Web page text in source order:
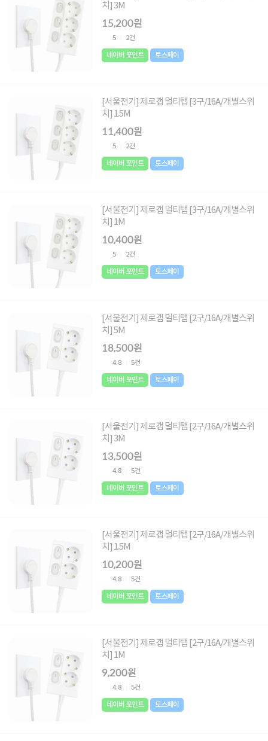
치] 3M
15,200원
5 2건
네이버 포인트 토스페이
[서울전기] 제로갭 멀티탭 [3구/16A/개별스위
치] 1.5M
11,400원
5 2건
네이버 포인트 토스페이
[서울전기] 제로갭 멀티탭 [3구/16A/개별스위
치] 1M
10,400원
5 2건
네이버 포인트 토스페이
[서울전기] 제로갭 멀티탭 [2구/16A/개별스위
치] 5M
18,500원
4.8 5건
네이버 포인트 토스페이
[서울전기] 제로갭 멀티탭 [2구/16A/개별스위
치] 3M
13,500원
4.8 5건
네이버 포인트 토스페이
[서울전기] 제로갭 멀티탭 [2구/16A/개별스위
치] 1.5M
10,200원
4.8 5건
네이버 포인트 토스페이
[서울전기] 제로갭 멀티탭 [2구/16A/개별스위
치] 1M
9,200원
4.8 5건
네이버 포인트 토스페이